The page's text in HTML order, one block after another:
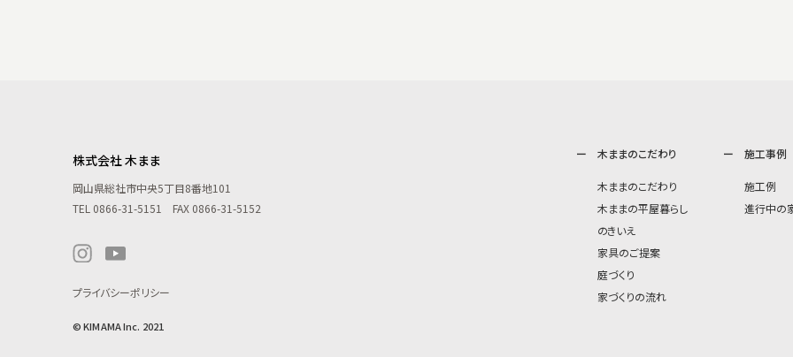
株式会社 木まま
岡山県総社市中央5丁目8番地101
TEL 0866-31-5151 FAX 0866-31-5152
プライバシーポリシー
木ままのこだわり
木ままのこだわり
木ままの平屋暮らし
のきいえ
家具のご提案
庭づくり
家づくりの流れ
施工事例
施工例
進行中の
© KIMAMA Inc. 2021